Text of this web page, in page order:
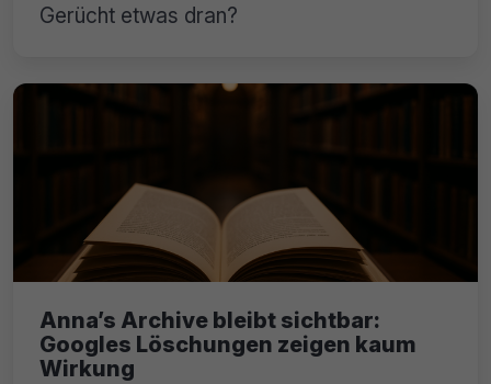
Gerücht etwas dran?
Anna’s Archive bleibt sichtbar:
Googles Löschungen zeigen kaum
Wirkung